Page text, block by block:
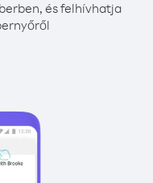
és felhívhatja